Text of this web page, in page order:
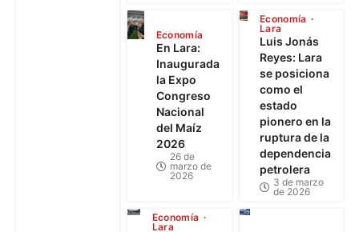
Economía
En Lara:
Inaugurada
la Expo
Congreso
Nacional
del Maíz
2026
26 de
marzo de
2026
Economía
Lara
Luis Jonás
Reyes: Lara
se posiciona
como el
estado
pionero en la
ruptura de la
dependencia
petrolera
3 de marzo
de 2026
Economía
Lara